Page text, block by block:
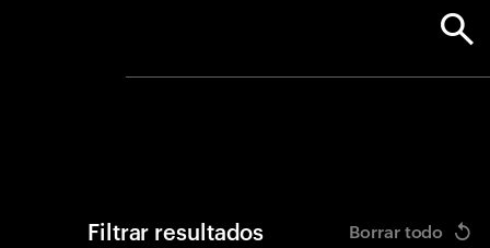
Filtrar resultados Borrar todo